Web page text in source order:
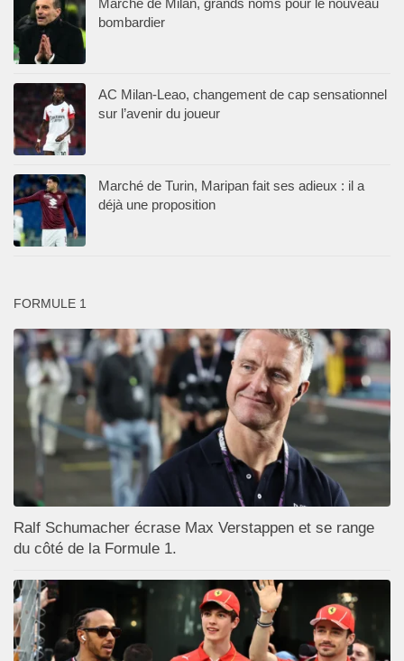
Marché de Milan, grands noms pour le nouveau
bombardier
AC Milan-Leao, changement de cap sensationnel
sur l’avenir du joueur
Marché de Turin, Maripan fait ses adieux : il a
déjà une proposition
FORMULE 1
Ralf Schumacher écrase Max Verstappen et se range
du côté de la Formule 1.